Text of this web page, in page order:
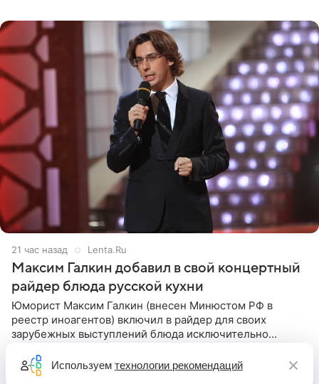
21 час назад Lenta.Ru
Максим Галкин добавил в свой концертный
райдер блюда русской кухни
Юморист Максим Галкин (внесен Минюстом РФ в
реестр иноагентов) включил в райдер для своих
зарубежных выступлений блюда исключительно
Согласно документу, в гримерную
Используем технологии рекомендаций